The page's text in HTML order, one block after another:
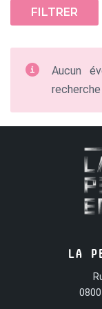
FILTRER
Aucun
recherche
LA